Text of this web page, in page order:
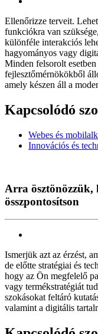
Ellenőrizze terveit.
funkciókra van
különféle interakciós
hagyományos vagy
Minden felsorolt
fejlesztőmérnökökből
amely készen áll a
Kapcsolódó
Webes és
Innovációs és
Arra
összpontosítson
Ismerjük azt az érzést,
de előtte stratégiai és
hogy az Ön megfelelő
vagy termékstratégiát
szokásokat feltáró
valamint a digitális